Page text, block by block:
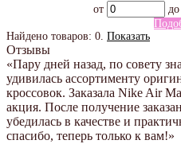
от до
Найдено товаров: 0 Показать
Отзывы
«Пару дней назад, по совету
удивилась ассортименту
кроссовок. Заказала Nike Air
акция. После получение
убедилась в качестве и
спасибо, теперь только к вам!»